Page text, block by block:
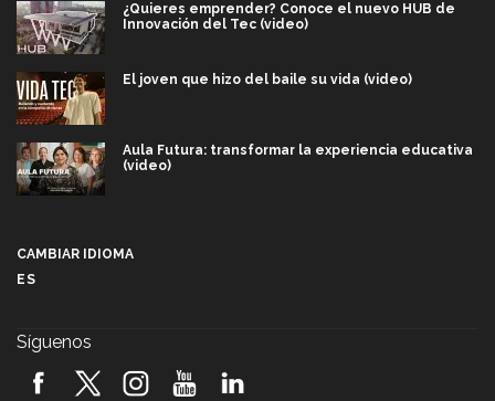
¿Quieres emprender? Conoce el nuevo HUB de
Innovación del Tec (video)
El joven que hizo del baile su vida (video)
Aula Futura: transformar la experiencia educativa
(video)
2026! (video)
CAMBIAR IDIOMA
ES
Síguenos